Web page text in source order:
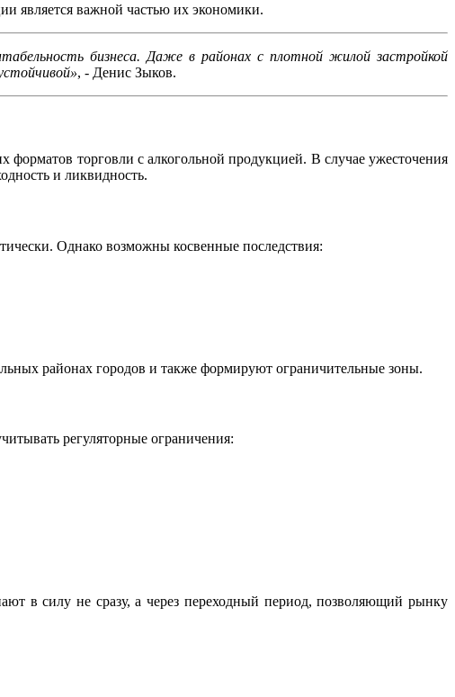
является важной частью их экономики.
бизнеса. Даже в районах с плотной жилой застройкой
, - Денис Зыков.
торговли с алкогольной продукцией. В случае ужесточения
и ликвидность.
Однако возможны косвенные последствия:
районах городов и также формируют ограничительные зоны.
регуляторные ограничения:
в силу не сразу, а через переходный период, позволяющий рынку